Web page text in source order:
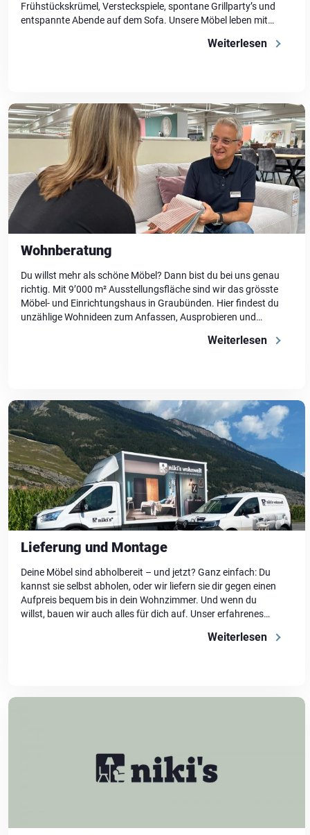
Frühstückskrümel, Versteckspiele, spontane Grillparty’s und
entspannte Abende auf dem Sofa. Unsere Möbel leben mit
Familienmomente, Feierabende und alles dazwischen. Vom
Weiterlesen
Wohnberatung
Du willst mehr als schöne Möbel? Dann bist du bei uns genau
richtig. Mit 9’000 m² Ausstellungsfläche sind wir das grösste
Möbel- und Einrichtungshaus in Graubünden. Hier findest du
unzählige Wohnideen zum Anfassen, Ausprobieren und
zeitlosen Klassikern – hier bekommst du nicht nur Auswahl,
Weiterlesen
Lieferung und Montage
Deine Möbel sind abholbereit – und jetzt? Ganz einfach: Du
kannst sie selbst abholen, oder wir liefern sie dir gegen einen
Aufpreis bequem bis in dein Wohnzimmer. Und wenn du
willst, bauen wir auch alles für dich auf. Unser erfahrenes
loswohnen kannst. Schnell, fachgerecht und […]Weiterlesen